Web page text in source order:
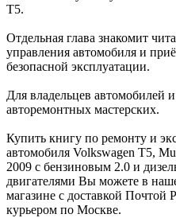
Т5.
Отдельная глава знакомит
управления автомобиля и
безопасной эксплуатации.
Для владельцев автомобилей
авторемонтных мастерских.
Купить книгу по ремонту и
автомобиля Volkswagen T5,
2009 с бензиновым 2.0 и
двигателями Вы можете в
магазине с доставкой Почтой
курьером по Москве.